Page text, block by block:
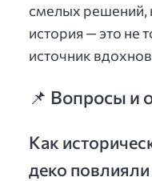
смелых решений,
история — это не
источник
📌 Вопросы и
Как
деко